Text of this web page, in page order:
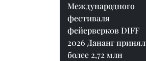
Международного
фестиваля
фейерверков DIFF
2026 Дананг принял
более 2,72 млн